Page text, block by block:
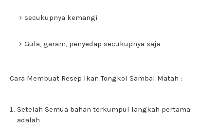
secukupnya kemangi
Gula, garam, penyedap secukupnya saja
Cara Membuat Resep Ikan Tongkol Sambal Matah :
Setelah Semua bahan terkumpul langkah pertama
adalah